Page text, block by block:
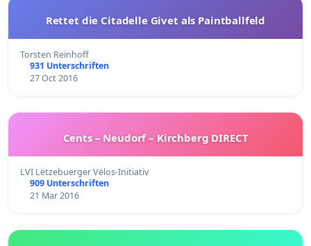
Rettet die Citadelle Givet als Paintballfeld
Torsten Reinhoff
931 Unterschriften
27 Oct 2016
Cents – Neudorf – Kirchberg DIRECT
LVI Lëtzebuerger Vëlos-Initiativ
909 Unterschriften
21 Mar 2016